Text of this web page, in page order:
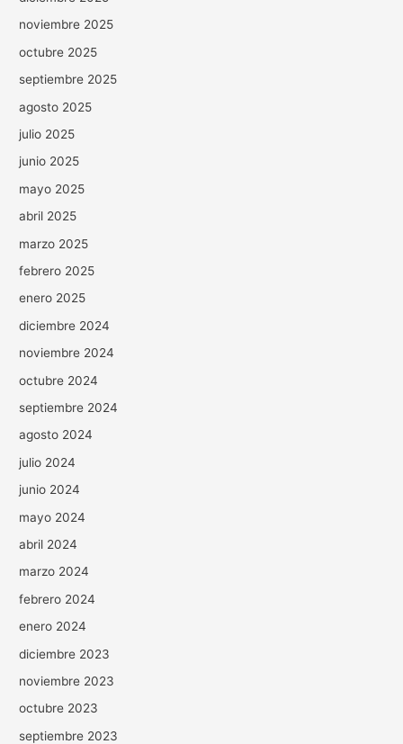
noviembre 2025
octubre 2025
septiembre 2025
agosto 2025
julio 2025
junio 2025
mayo 2025
abril 2025
marzo 2025
febrero 2025
enero 2025
diciembre 2024
noviembre 2024
octubre 2024
septiembre 2024
agosto 2024
julio 2024
junio 2024
mayo 2024
abril 2024
marzo 2024
febrero 2024
enero 2024
diciembre 2023
noviembre 2023
octubre 2023
septiembre 2023